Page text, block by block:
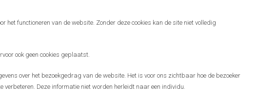
7
stond ook
Tech
het functioneren van de website. Zonder deze cookies kan de site niet volledig
ook geen cookies geplaatst.
over het bezoekgedrag van de website. Het is voor ons zichtbaar hoe de bezoeker
Deze informatie niet worden herleidt naar een individu.